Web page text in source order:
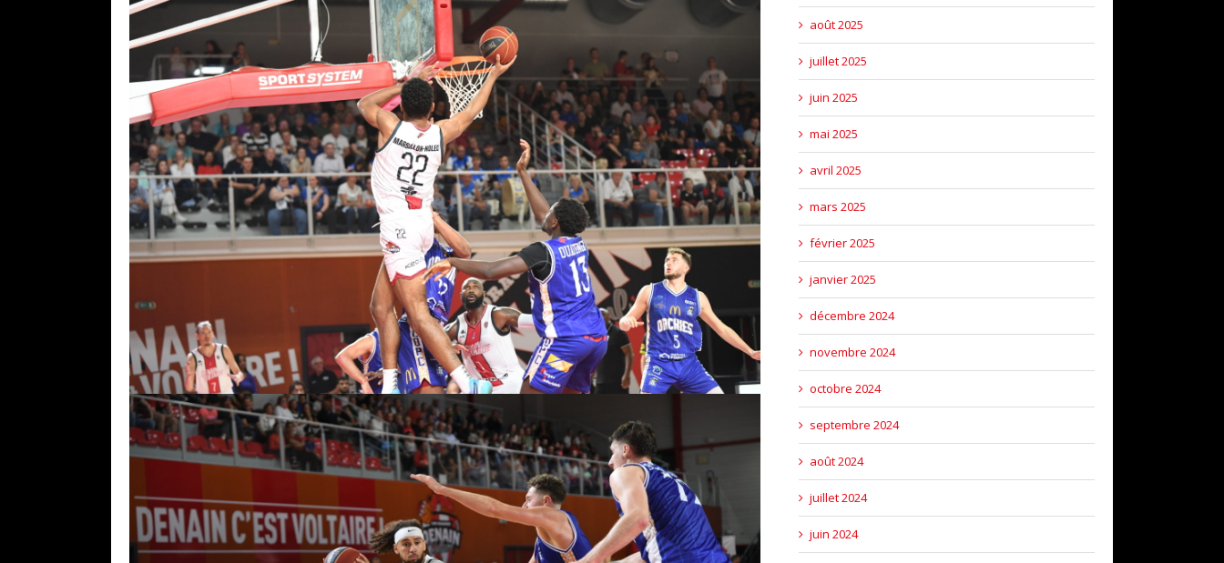
août 2025
juillet 2025
juin 2025
mai 2025
avril 2025
mars 2025
février 2025
janvier 2025
décembre 2024
novembre 2024
octobre 2024
septembre 2024
août 2024
juillet 2024
juin 2024